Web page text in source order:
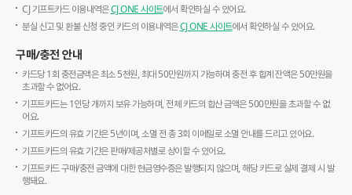
CJ 기프트카드 이용내역은CJ ONE 사이트에서 확인하실 수 있어요.
분실 신고 및 환불 신청 중인 카드의 이용내역은CJ ONE 사이트에서 확인하실 수 있어요.
구매/충전 안내
카드당 1회 충전금액은 최소 5천원, 최대 50만원까지 가능하며 충전 후 합계 잔액은 50만원을
초과할 수 없어요.
기프트카드는 1인당 개까지 보유 가능하며, 전체 카드의 합산 금액은 500만원을 초과할 수 없
어요.
기프트카드의 유효 기간은 5년이며, 소멸 전 총 3회 이메일로 소멸 안내를 드리고 있어요.
기프트카드의 유효 기간은 판매/제공처별로 상이할 수 있어요.
기프트카드 구매/충전 금액에 대한 현금영수증은 발행되지 않으며, 해당 카드로 실제 결제 시 발
행돼요.